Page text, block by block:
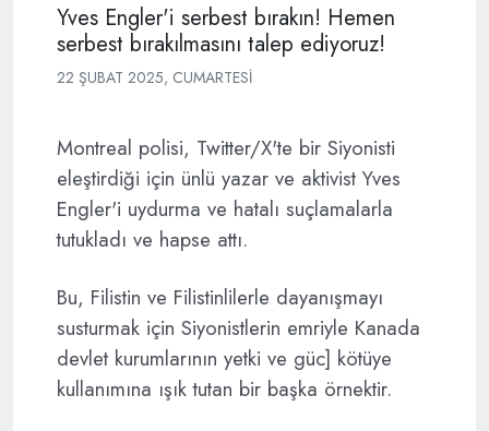
Yves Engler'i serbest bırakın! Hemen
serbest bırakılmasını talep ediyoruz!
22 ŞUBAT 2025, CUMARTESI
Montreal polisi, Twitter/X'te bir Siyonisti
eleştirdiği için ünlü yazar ve aktivist Yves
Engler'i uydurma ve hatalı suçlamalarla
tutukladı ve hapse attı.
Bu, Filistin ve Filistinlilerle dayanışmayı
susturmak için Siyonistlerin emriyle Kanada
devlet kurumlarının yetki ve güc] kötüye
kullanımına ışık tutan bir başka örnektir.